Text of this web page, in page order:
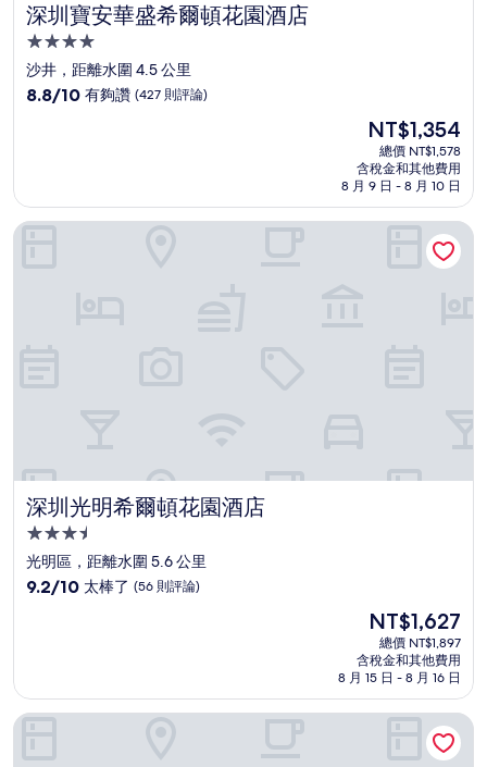
深圳寶安華盛希爾頓花園酒店
深圳寶安華盛希爾頓花園酒店
4.0
星
級
沙井，距離水圍 4.5 公里
8.8
有
夠
8.8/10 有夠讚 (427 則評論)
現
在
價
格
為
NT$1,354
NT$1,354
總價 NT$1,578
含稅金和其他費用
8 月 9 日 - 8 月 10 日
深圳光明希爾頓花園酒店
深圳光明希爾頓花園酒店
3.5
星
級
光明區，距離水圍 5.6 公里
9.2
太
棒
9.2/10 太棒了 (56 則評論)
現
在
價
格
為
NT$1,627
NT$1,627
總價 NT$1,897
含稅金和其他費用
8 月 15 日 - 8 月 16 日
深圳光明希爾頓花園酒店
深圳寶安東麗楓酒店